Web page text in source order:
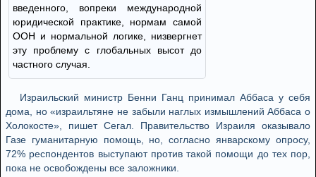
введенного, вопреки международной
юридической практике, нормам самой
ООН и нормальной логике, низвергнет
эту проблему с глобальных высот до
частного случая.
Израильский министр Бенни Ганц принимал Аббаса у себя
дома, но «израильтяне не забыли наглых измышлений Аббаса о
Холокосте», пишет Сегал. Правительство Израиля оказывало
Газе гуманитарную помощь, но, согласно январскому опросу,
72% респондентов выступают против такой помощи до тех пор,
пока не освобождены все заложники.